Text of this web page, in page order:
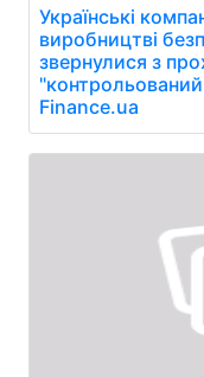
Українські
виробництві
звернулися з
"контрольований
Finance.ua